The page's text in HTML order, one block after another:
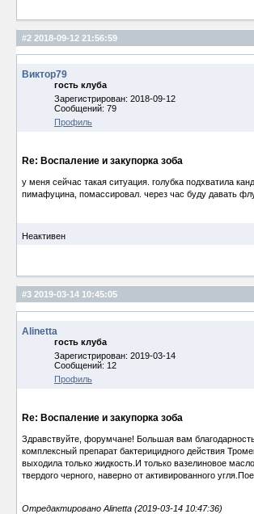
#2 2018-09-12 21:56:59
Виктор79
гость клуба
Зарегистрирован: 2018-09-12
Сообщений: 79
Профиль
Re: Воспаление и закупорка зоба
у меня сейчас такая ситуация. голубка подхватила
пимафуцина, помассировал. через час буду давать
Неактивен
#3 2019-03-14 10:45:05
Alinetta
гость клуба
Зарегистрирован: 2019-03-14
Сообщений: 12
Профиль
Re: Воспаление и закупорка зоба
Здравствуйте, форумчане! Большая вам
комплексный препарат бактерицидного действия
выходила только жидкость.И только вазелиновое
твердого черного, наверно от активированного
Отредактировано Alinetta (2019-03-14 10:47:36)